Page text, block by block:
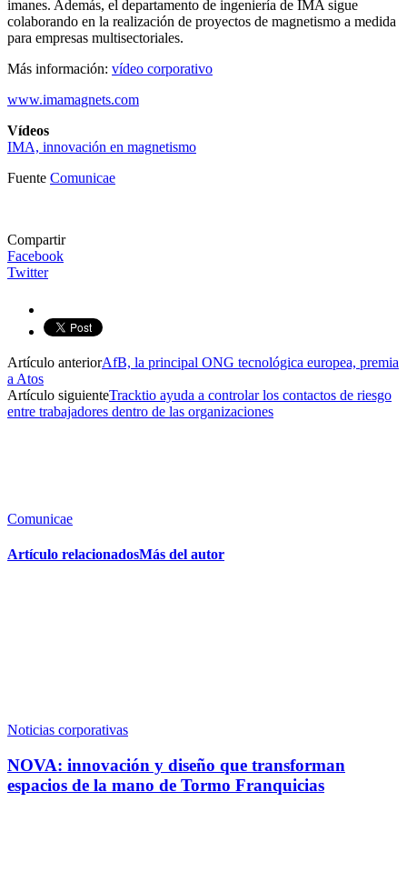
imanes. Además, el departamento de ingeniería de IMA sigue
colaborando en la realización de proyectos de magnetismo a medida
para empresas multisectoriales.
Más información: vídeo corporativo
www.imamagnets.com
Vídeos
IMA, innovación en magnetismo
Fuente Comunicae
Compartir
Facebook
Twitter
Artículo anteriorAfB, la principal ONG tecnológica europea, premia
a Atos
Artículo siguienteTracktio ayuda a controlar los contactos de riesgo
entre trabajadores dentro de las organizaciones
Comunicae
Artículo relacionadosMás del autor
Noticias corporativas
NOVA: innovación y diseño que transforman
espacios de la mano de Tormo Franquicias